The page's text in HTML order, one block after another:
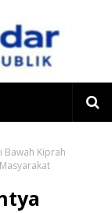
Bawah Kiprah